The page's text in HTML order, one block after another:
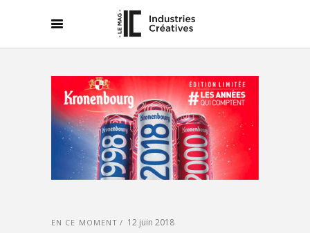
EN CE MOMENT 12 juin 2018